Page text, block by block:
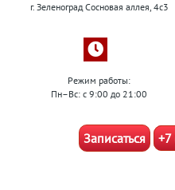
г. Зеленоград Сосновая аллея, 4с3
Режим работы:
Пн–Вс: с 9:00 до 21:00
Записаться